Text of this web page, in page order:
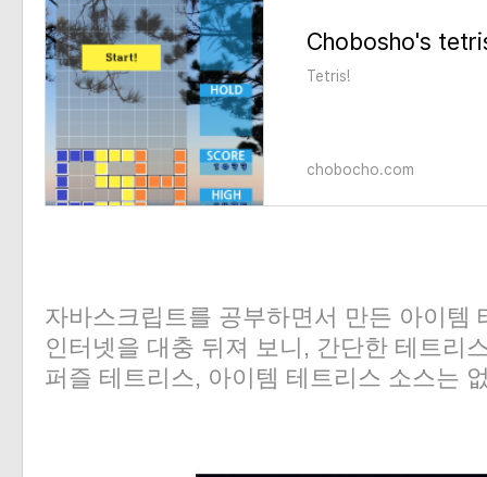
Chobosho's
Tetris!
chobocho.com
자바스크립트를 공부하면서 만든 아이템
인터넷을 대충 뒤져 보니, 간단한 테트리
퍼즐 테트리스, 아이템 테트리스 소스는
« »